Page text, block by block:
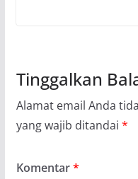
Tinggalkan
Alamat email Anda
yang wajib ditandai *
Komentar*